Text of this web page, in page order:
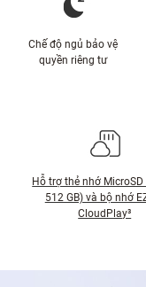
Chế độ ngủ bảo vệ
quyền riêng tư
Hỗ trợ thẻ nhớ
512 GB) và bộ nhớ
CloudPlay³